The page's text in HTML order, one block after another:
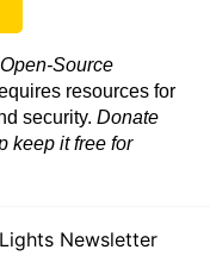
Open-Source
resources for
security. Donate
keep it free for
Newsletter